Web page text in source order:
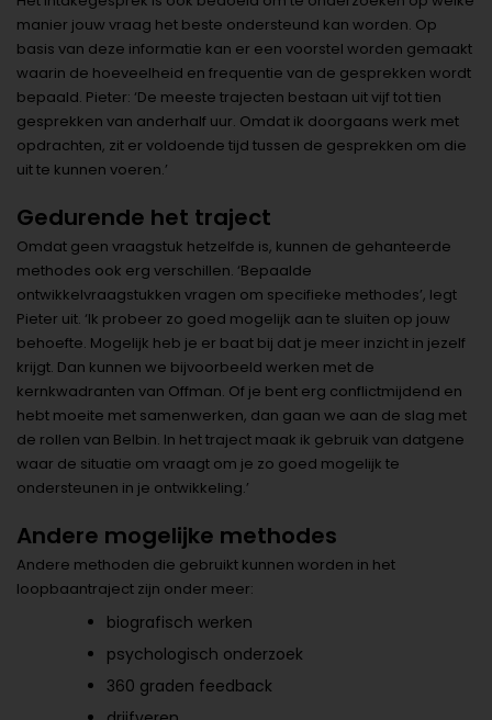
manier jouw vraag het beste ondersteund kan worden. Op
basis van deze informatie kan er een voorstel worden gemaakt
waarin de hoeveelheid en frequentie van de gesprekken wordt
bepaald. Pieter: ‘De meeste trajecten bestaan uit vijf tot tien
gesprekken van anderhalf uur. Omdat ik doorgaans werk met
opdrachten, zit er voldoende tijd tussen de gesprekken om die
uit te kunnen voeren.’
Gedurende het traject
Omdat geen vraagstuk hetzelfde is, kunnen de gehanteerde
methodes ook erg verschillen. ‘Bepaalde
ontwikkelvraagstukken vragen om specifieke methodes’, legt
Pieter uit. ‘Ik probeer zo goed mogelijk aan te sluiten op jouw
behoefte. Mogelijk heb je er baat bij dat je meer inzicht in jezelf
krijgt. Dan kunnen we bijvoorbeeld werken met de
kernkwadranten van Offman. Of je bent erg conflictmijdend en
hebt moeite met samenwerken, dan gaan we aan de slag met
de rollen van Belbin. In het traject maak ik gebruik van datgene
waar de situatie om vraagt om je zo goed mogelijk te
ondersteunen in je ontwikkeling.’
Andere mogelijke methodes
Andere methoden die gebruikt kunnen worden in het
loopbaantraject zijn onder meer:
biografisch werken
psychologisch onderzoek
360 graden feedback